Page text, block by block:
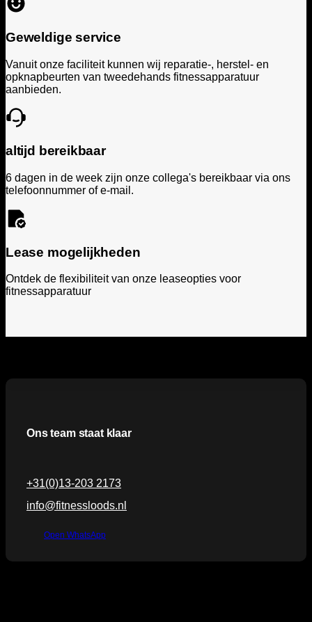
Geweldige service
Vanuit onze faciliteit kunnen wij reparatie-, herstel- en
opknapbeurten van tweedehands fitnessapparatuur
aanbieden.
altijd bereikbaar
6 dagen in de week zijn onze collega's bereikbaar via ons
telefoonnummer of e-mail.
Lease mogelijkheden
Ontdek de flexibiliteit van onze leaseopties voor
fitnessapparatuur
Ons team staat klaar
+31(0)13-203 2173
info@fitnessloods.nl
Open WhatsApp